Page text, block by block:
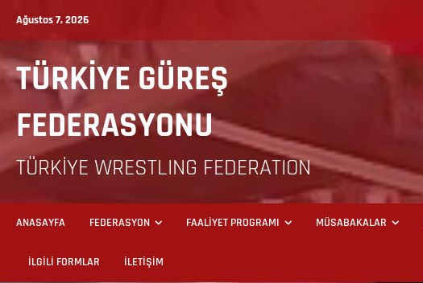
Ağustos 7, 2026
TÜRKİYE GÜREŞ
FEDERASYONU
TÜRKİYE WRESTLING FEDERATION
ANASAYFA FEDERASYON FAALİYET PROGRAMI MÜSABAKALAR
İLGİLİ FORMLAR İLETİŞİM